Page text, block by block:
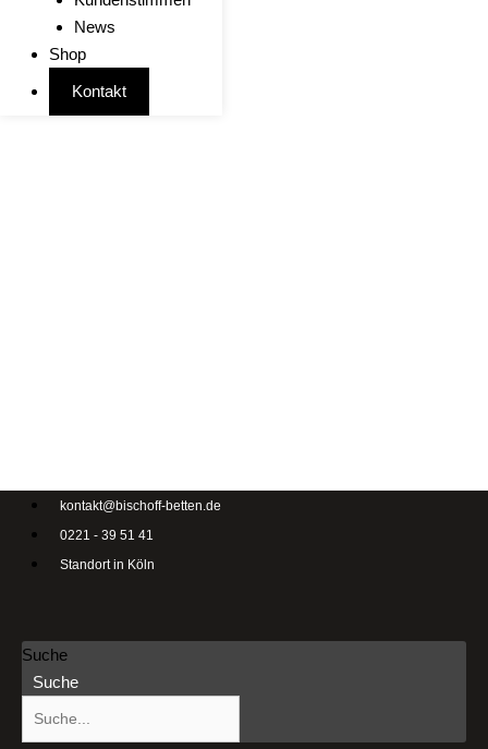
News
Shop
Kontakt
kontakt@bischoff-betten.de
0221 - 39 51 41
Standort in Köln
Suche
Suche